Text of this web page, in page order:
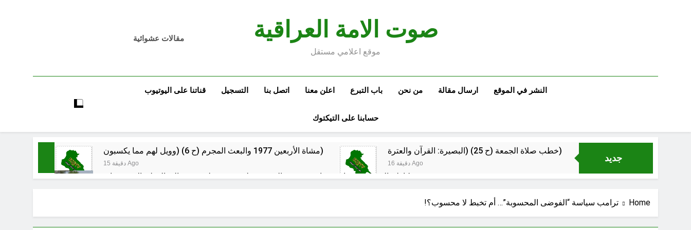
صوت الامة العراقية
موقع اعلامي مستقل
مقالات عشوائية
النشر في الموقع ارسال مقالة من نحن باب التبرع اعلن معنا اتصل بنا التسجيل قناتنا على اليوتيوب
حسابنا على التيكتوك
جديد
مشاة الأربعين 1977 والبعث المجرم (ح 6) (وويل لهم مما يكسبون)
15 دقيقة Ago
خطب صلاة الجمعة (ح 25) (البصيرة: القرآن والعترة)
16 دقيقة Ago
كاظم السماوي.. شاعر عراقي و«شيخ المنفيين» لم يتحقق حلم عودته إلى الوطن إلا بعد وفاته
انتهت الحرب… لكن لم ينتهي الموت إقليم كردستان إلى أين؟ الطريق إلى سقوط الحكومات… يبدأ من خلف أبوابها المغلقة
Home ترامب سياسة “الفوضى المحسوبة”… أم تخبط لا محسوب؟!